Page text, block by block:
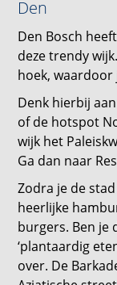
Den
Den Bosch
deze trendy
hoek, waardoor
Denk hierbij
of de hotspot
wijk het
Ga dan naar
Zodra je de
heerlijke
burgers. Ben je
‘plantaardig
over. De